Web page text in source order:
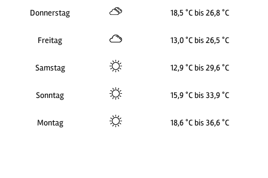
Donnerstag 18,5 °C bis 26,8 °C
Freitag 13,0 °C bis 26,5 °C
Samstag 12,9 °C bis 29,6 °C
Sonntag 15,9 °C bis 33,9 °C
Montag 18,6 °C bis 36,6 °C